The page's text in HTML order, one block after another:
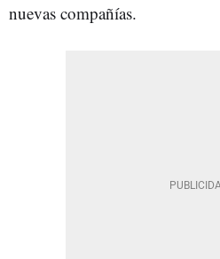
nuevas compañías.